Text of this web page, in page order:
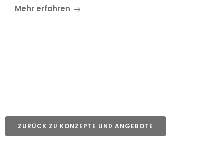
Mehr erfahren
ZURÜCK ZU KONZEPTE UND ANGEBOTE